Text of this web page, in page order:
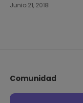
Junio 21, 2018
Comunidad